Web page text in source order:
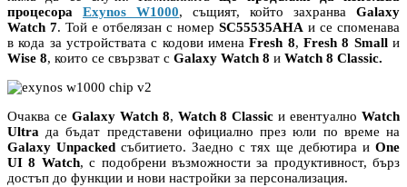
процесора Exynos W1000, същият, който захранва Galaxy
Watch 7. Той е отбелязан с номер SC55535AHA и се споменава
в кода за устройствата с кодови именаFresh 8,Fresh 8 Smallи
Wise 8, които се свързват с Galaxy Watch 8 и Watch 8 Classic.
Очаква се Galaxy Watch 8, Watch 8 Classic и евентуалноWatch
Ultra да бъдат представени официално през юли по време на
Galaxy Unpacked събитието. Заедно с тях ще дебютира и One
UI 8 Watch, с подобрени възможности за продуктивност, бърз
достъп до функции и нови настройки за персонализация.